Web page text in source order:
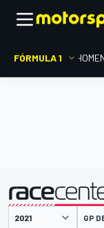
FÓRMULA 1 HOME
presentado por GP